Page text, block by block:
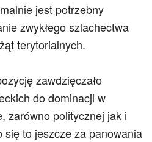
jest potrzebny
zwykłego szlachectwa
terytorialnych.
zawdzięczało
do dominacji w
zarówno politycznej jak i
się to jeszcze za panowania